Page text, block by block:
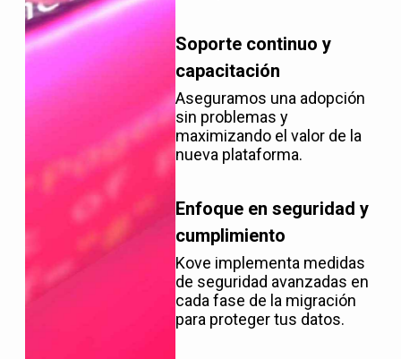
Soporte continuo y
capacitación
Aseguramos una adopción
sin problemas y
maximizando el valor de la
nueva plataforma.
Enfoque en seguridad y
cumplimiento
Kove implementa medidas
de seguridad avanzadas en
cada fase de la migración
para proteger tus datos.